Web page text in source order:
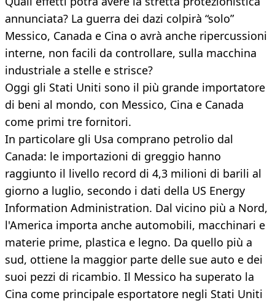
annunciata? La guerra dei dazi colpirà “solo”
Messico, Canada e Cina o avrà anche ripercussioni
interne, non facili da controllare, sulla macchina
industriale a stelle e strisce?
Oggi gli Stati Uniti sono il più grande importatore
di beni al mondo, con Messico, Cina e Canada
come primi tre fornitori.
In particolare gli Usa comprano petrolio dal
Canada: le importazioni di greggio hanno
raggiunto il livello record di 4,3 milioni di barili al
giorno a luglio, secondo i dati della US Energy
Information Administration. Dal vicino più a Nord,
l'America importa anche automobili, macchinari e
materie prime, plastica e legno. Da quello più a
sud, ottiene la maggior parte delle sue auto e dei
suoi pezzi di ricambio. Il Messico ha superato la
Cina come principale esportatore negli Stati Uniti